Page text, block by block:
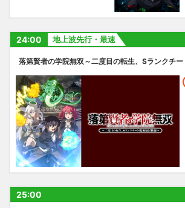
24:00 地上波先行・最速
落第賢者の学院無双～二度目の転生、Sランクチー
25:00